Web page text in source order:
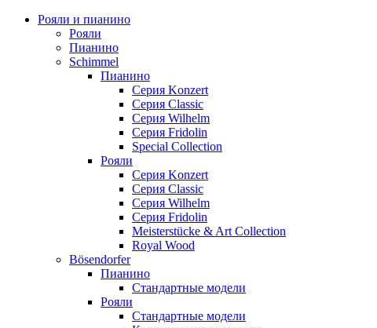
Рояли и пианино
Рояли
Пианино
Schimmel
Пианино
Серия Konzert
Серия Classic
Серия Wilhelm
Серия Fridolin
Special Collection
Рояли
Серия Konzert
Серия Classic
Серия Wilhelm
Серия Fridolin
Meisterstücke & Art Collection
Royal Wood
Bösendorfer
Пианино
Стандартные модели
Рояли
Стандартные модели